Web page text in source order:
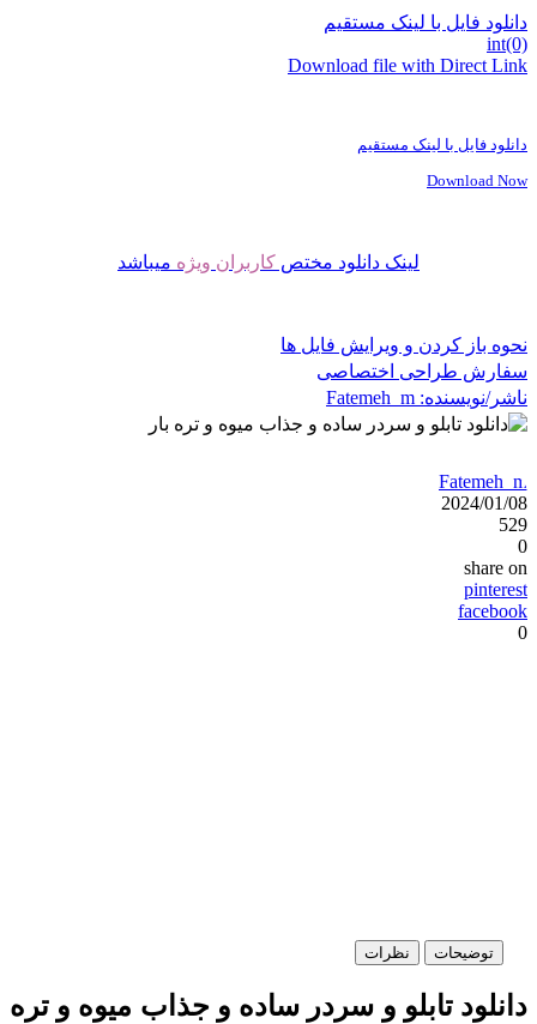
دانلود فایل با لینک مستقیم
int(0)
Download file with Direct Link
دانلود فایل با لینک مستقیم
Download Now
لینک دانلود مختص کاربران ویژه میباشد
نحوه باز کردن و ویرایش فایل ها
سفارش طراحی اختصاصی
ناشر/نویسنده: Fatemeh_m
Fatemeh_m
2024/01/08
529
0
share on
pinterest
facebook
0
توضیحات نظرات
دانلود تابلو و سردر ساده و جذاب میوه و تره